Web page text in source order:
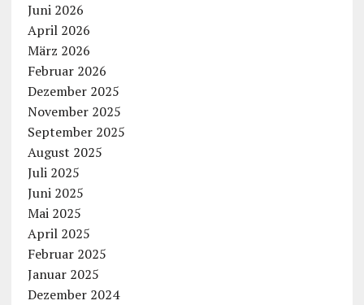
Juni 2026
April 2026
März 2026
Februar 2026
Dezember 2025
November 2025
September 2025
August 2025
Juli 2025
Juni 2025
Mai 2025
April 2025
Februar 2025
Januar 2025
Dezember 2024